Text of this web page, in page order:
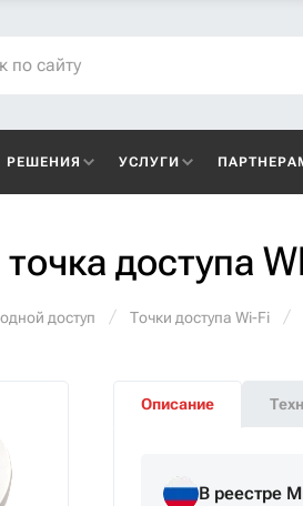
РЕШЕНИЯ УСЛУГИ
доступа
доступ Точки доступа Wi-Fi
Описание
В реестре